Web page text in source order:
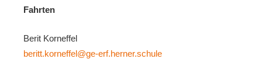
Fahrten
Berit Korneffel
beritt.korneffel@ge-erf.herner.schule